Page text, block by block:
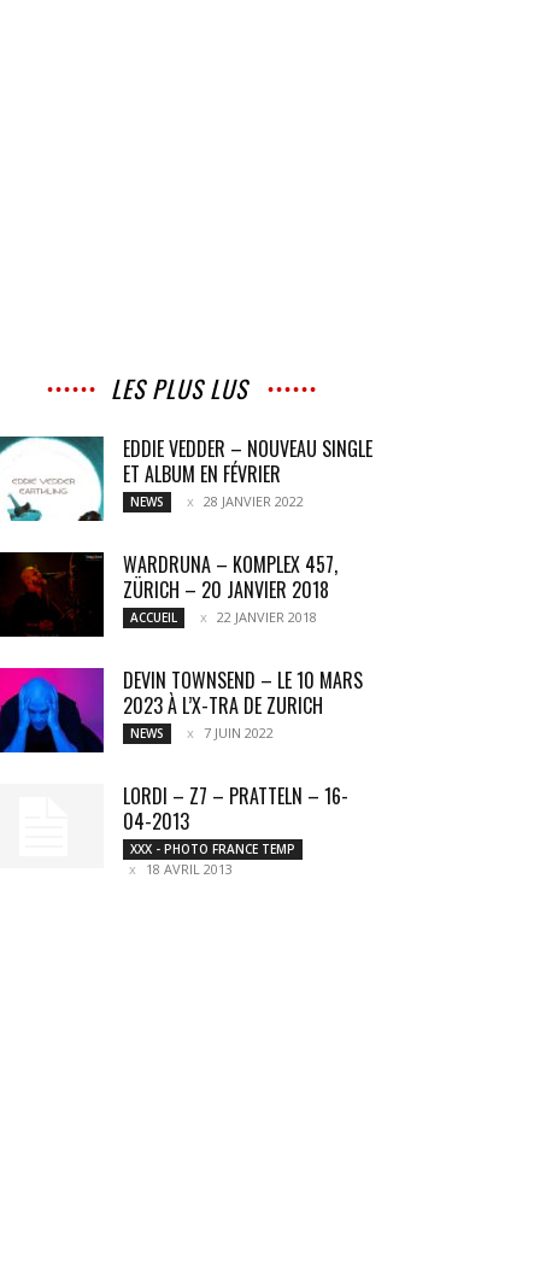
LES PLUS LUS
EDDIE VEDDER – NOUVEAU SINGLE
ET ALBUM EN FÉVRIER
NEWS 28 JANVIER 2022
WARDRUNA – KOMPLEX 457,
ZÜRICH – 20 JANVIER 2018
ACCUEIL 22 JANVIER 2018
DEVIN TOWNSEND – LE 10 MARS
2023 À L’X-TRA DE ZURICH
NEWS 7 JUIN 2022
LORDI – Z7 – PRATTELN – 16-
04-2013
XXX - PHOTO FRANCE TEMP
18 AVRIL 2013